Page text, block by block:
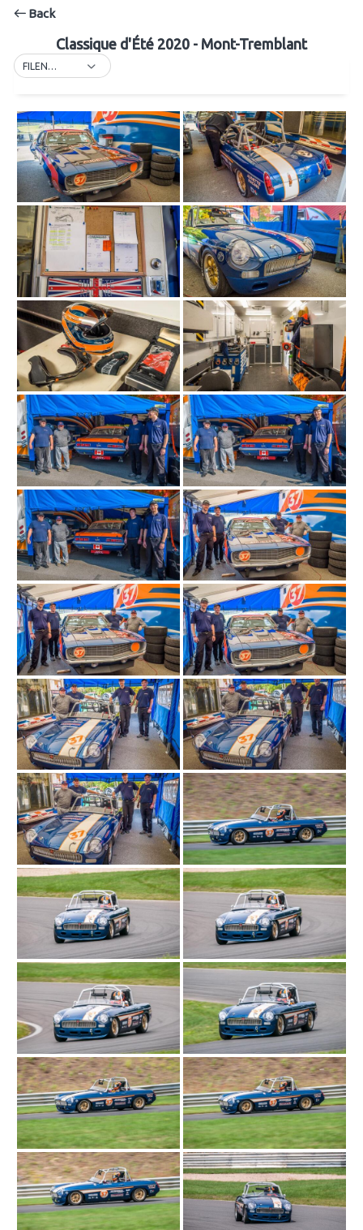
Back
Classique d'Été 2020 - Mont-Tremblant